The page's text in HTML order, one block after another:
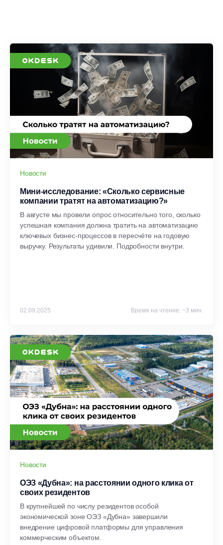
Новости
Мини-исследование: «Сколько сервисные
компании тратят на автоматизацию?»
В августе мы провели опрос относительно того, сколько
успешная компания должна тратить на автоматизацию
ключевых бизнес-процессов в пересчёте на годовую
выручку. Результаты удивили. Подробности внутри.
02.09.2025 Время на чтение: ~3 мин.
Новости
ОЭЗ «Дубна»: на расстоянии одного клика от
своих резидентов
В крупнейшей по числу резидентов особой
экономической зоне ОЭЗ «Дубна» завершили
внедрение цифровой платформы для управления
коммерческим объектом.